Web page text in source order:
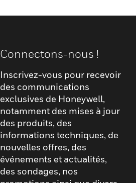
Connectons-nous !
Inscrivez-vous pour recevoir
des communications
exclusives de Honeywell,
notamment des mises à jour
des produits, des
informations techniques, de
nouvelles offres, des
événements et actualités,
des sondages, nos